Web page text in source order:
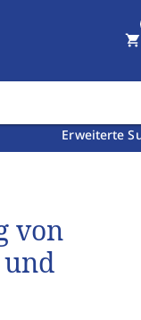
Erweiterte
shopping_cart
von